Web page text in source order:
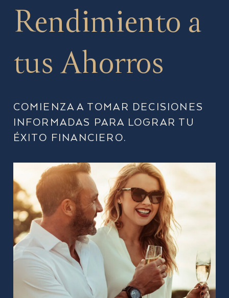
Rendimiento a
tus Ahorros
COMIENZA A TOMAR DECISIONES
INFORMADAS PARA LOGRAR TU
ÉXITO FINANCIERO.